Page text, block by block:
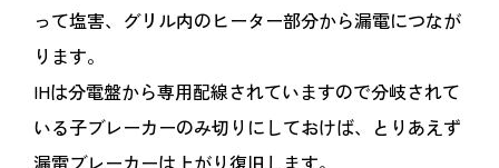
って塩害、グリル内のヒーター部分から漏電につなが
ります。
IHは分電盤から専用配線されていますので分岐されて
いる子ブレーカーのみ切りにしておけば、とりあえず